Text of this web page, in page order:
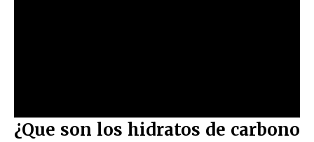
¿Que son los hidratos de carbono